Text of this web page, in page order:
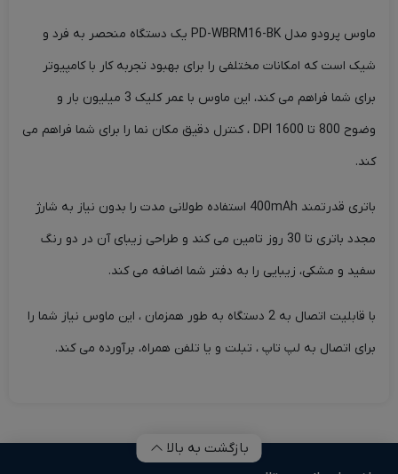
ماوس پرودو مدل PD-WBRM16-BK یک دستگاه منحصر به فرد و
شیک است که امکانات مختلفی را برای بهبود تجربه کار با کامپیوتر
برای شما فراهم می کند، این ماوس با عمر کلیک 3 میلیون بار و
وضوح 800 تا 1600 DPI ، کنترل دقیق مکان نما را برای شما فراهم می
کند.
باتری قدرتمند 400mAh استفاده طولانی مدت را بدون نیاز به شارژ
مجدد باتری تا 30 روز تامین می کند و طراحی زیبای آن در دو رنگ
سفید و مشکی، زیبایی را به دفتر شما اضافه می کند.
با قابلیت اتصال به 2 دستگاه به طور همزمان ، این ماوس نیاز شما را
برای اتصال به لپ تاپ ، تبلت و یا تلفن همراه، برآورده می کند.
بازگشت به بالا